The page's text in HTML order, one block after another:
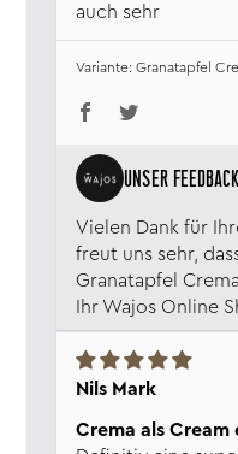
auch sehr
Vielen Dank für
freut uns sehr,
Granatapfel
Ihr Wajos Online
Granatapfel
Nils Mark
Crema als Cream